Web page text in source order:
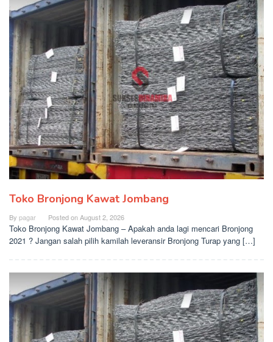
Toko Bronjong Kawat Jombang
By pagar Posted onAugust 2, 2026
Toko Bronjong Kawat Jombang – Apakah anda lagi mencari Bronjong
2021 ? Jangan salah pilih kamilah leveransir Bronjong Turap yang […]